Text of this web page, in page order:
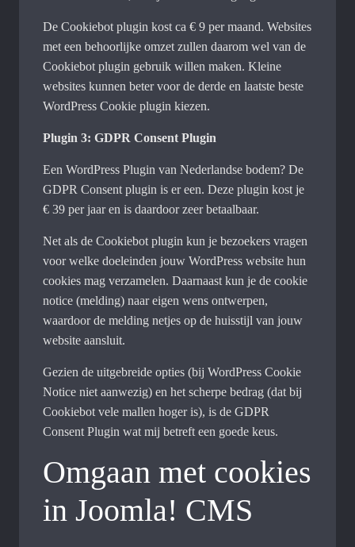
De Cookiebot plugin kost ca € 9 per maand. Websites
met een behoorlijke omzet zullen daarom wel van de
Cookiebot plugin gebruik willen maken. Kleine
websites kunnen beter voor de derde en laatste beste
WordPress Cookie plugin kiezen.
Plugin 3: GDPR Consent Plugin
Een WordPress Plugin van Nederlandse bodem? De
GDPR Consent plugin is er een. Deze plugin kost je
€ 39 per jaar en is daardoor zeer betaalbaar.
Net als de Cookiebot plugin kun je bezoekers vragen
voor welke doeleinden jouw WordPress website hun
cookies mag verzamelen. Daarnaast kun je de cookie
notice (melding) naar eigen wens ontwerpen,
waardoor de melding netjes op de huisstijl van jouw
website aansluit.
Gezien de uitgebreide opties (bij WordPress Cookie
Notice niet aanwezig) en het scherpe bedrag (dat bij
Cookiebot vele mallen hoger is), is de GDPR
Consent Plugin wat mij betreft een goede keus.
Omgaan met cookies
in Joomla! CMS